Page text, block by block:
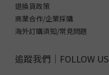
退換貨政策
商業合作/企業採購
海外訂購須知/常見問題
追蹤我們｜FOLLOW US